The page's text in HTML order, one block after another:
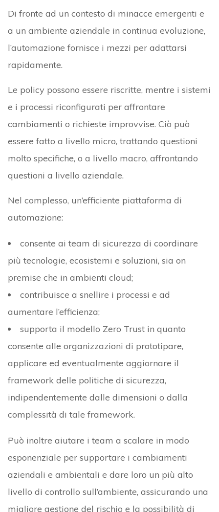
Di fronte ad un contesto di minacce emergenti e
a un ambiente aziendale in continua evoluzione,
l’automazione fornisce i mezzi per adattarsi
rapidamente.
Le policy possono essere riscritte, mentre i sistemi
e i processi riconfigurati per affrontare
cambiamenti o richieste improvvise. Ciò può
essere fatto a livello micro, trattando questioni
molto specifiche, o a livello macro, affrontando
questioni a livello aziendale.
Nel complesso, un’efficiente piattaforma di
automazione:
consente ai team di sicurezza di coordinare
più tecnologie, ecosistemi e soluzioni, sia on
premise che in ambienti cloud;
contribuisce a snellire i processi e ad
aumentare l’efficienza;
supporta il modello Zero Trust in quanto
consente alle organizzazioni di prototipare,
applicare ed eventualmente aggiornare il
framework delle politiche di sicurezza,
indipendentemente dalle dimensioni o dalla
complessità di tale framework.
Può inoltre aiutare i team a scalare in modo
esponenziale per supportare i cambiamenti
aziendali e ambientali e dare loro un più alto
livello di controllo sull’ambiente, assicurando una
migliore gestione del rischio e la possibilità di